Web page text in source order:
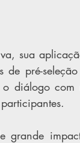
sua
de pré-
o diálogo